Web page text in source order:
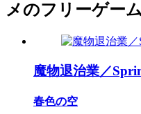
メのフリーゲー
魔物退治業／
春色の空